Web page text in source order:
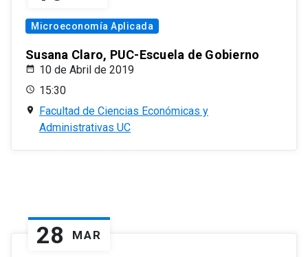
Microeconomía Aplicada
Susana Claro, PUC-Escuela de Gobierno
10 de Abril de 2019
15:30
Facultad de Ciencias Económicas y
Administrativas UC
28 MAR